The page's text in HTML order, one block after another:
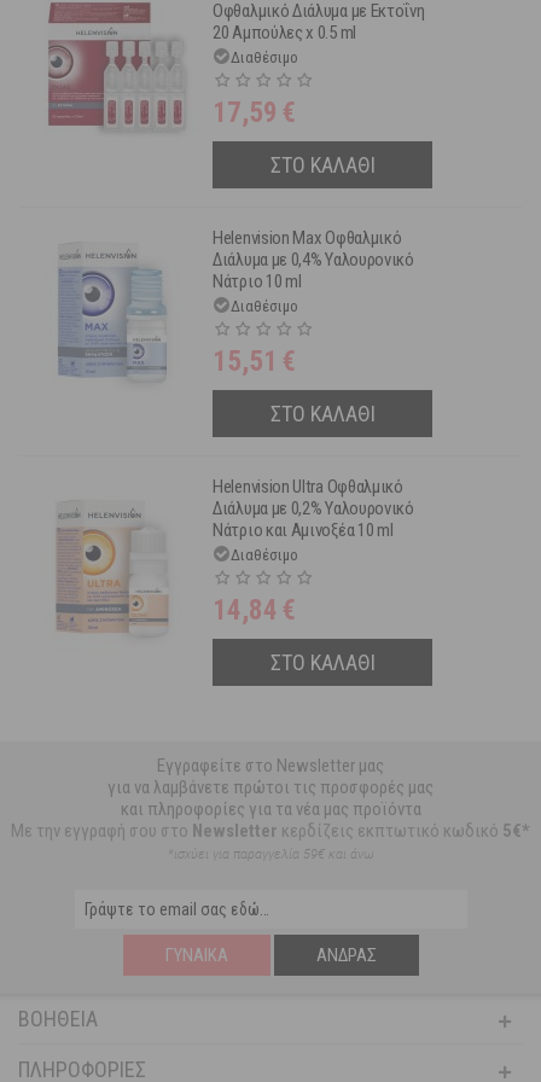
Οφθαλμικό Διάλυμα με Εκτοΐνη
20 Αμπούλες x 0.5 ml
Διαθέσιμο
17,59 €
ΣΤΟ ΚΑΛΑΘΙ
Helenvision Max Οφθαλμικό
Διάλυμα με 0,4% Υαλουρονικό
Νάτριο 10 ml
Διαθέσιμο
15,51 €
ΣΤΟ ΚΑΛΑΘΙ
Helenvision Ultra Οφθαλμικό
Διάλυμα με 0,2% Υαλουρονικό
Νάτριο και Αμινοξέα 10 ml
Διαθέσιμο
14,84 €
ΣΤΟ ΚΑΛΑΘΙ
Εγγραφείτε στο Newsletter μας
για να λαμβάνετε πρώτοι τις προσφορές μας
και πληροφορίες για τα νέα μας προϊόντα
Με την εγγραφή σου στο Newsletter κερδίζεις εκπτωτικό κωδικό 5€*
*ισχύει για παραγγελία 59€ και άνω
ΓΥΝΑΊΚΑ ΆΝΔΡΑΣ
ΒΟΉΘΕΙΑ
ΠΛΗΡΟΦΟΡΊΕΣ